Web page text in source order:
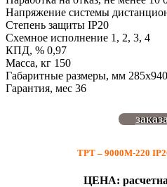
Напряжение системы
Степень защиты IP20
Схемное исполнение 1, 2, 3, 4
КПД, % 0,97
Масса, кг 150
Габаритные размеры, мм
Гарантия, мес 36
ТРТ – 9000М-220
ЦЕНА: